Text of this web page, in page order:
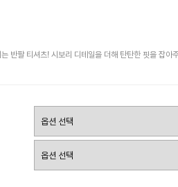
3. 나시
반팔 티셔츠! 시보리 디테일을 더해 탄탄한 핏을 잡아